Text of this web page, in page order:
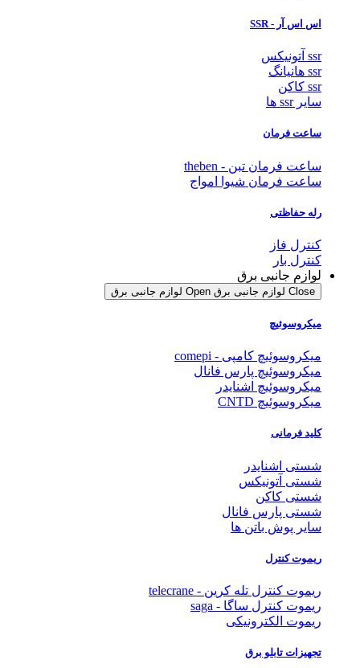
اس اس آر - SSR
ssr آتونیکس
ssr هانیانگ
ssr کاکن
سایر ssr ها
ساعت فرمان
ساعت فرمان تبن - theben
ساعت فرمان شیوا امواج
رله حفاظتی
کنترل فاز
کنترل بار
لوازم جانبی برق
Close لوازم جانبی برق Open لوازم جانبی برق
میکروسوئیچ
میکروسوئیچ کامپی - comepi
میکروسوئیچ پارس فانال
میکروسوئیچ اشنایدر
میکروسوئیچ CNTD
کلید فرمانی
شستی اشنایدر
شستی آتونیکس
شستی کاکن
شستی پارس فانال
سایر پوش باتن ها
ریموت کنترل
ریموت کنترل تله کرین - telecrane
ریموت کنترل ساگا - saga
ریموت الکترونیکی
تجهیزات تابلو برق